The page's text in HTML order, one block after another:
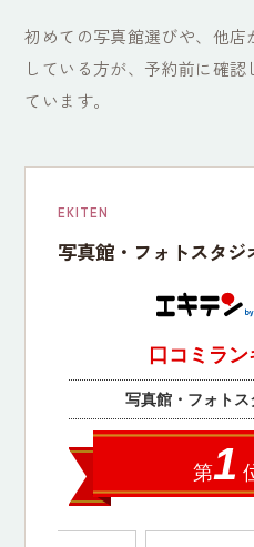
初めての写真館選びや、他店
している方が、予約前に確
ています。
EKITEN
写真館・フォトスタ